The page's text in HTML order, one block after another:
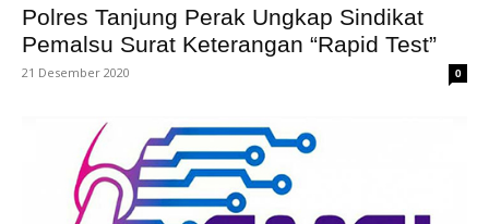
Polres Tanjung Perak Ungkap Sindikat
Pemalsu Surat Keterangan “Rapid Test”
21 Desember 2020 0